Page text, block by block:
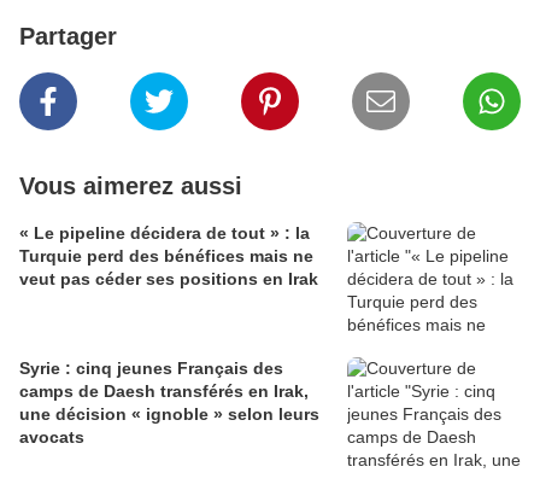
Partager
Vous aimerez aussi
« Le pipeline décidera de tout » : la
Turquie perd des bénéfices mais ne
veut pas céder ses positions en Irak
Syrie : cinq jeunes Français des
camps de Daesh transférés en Irak,
une décision « ignoble » selon leurs
avocats